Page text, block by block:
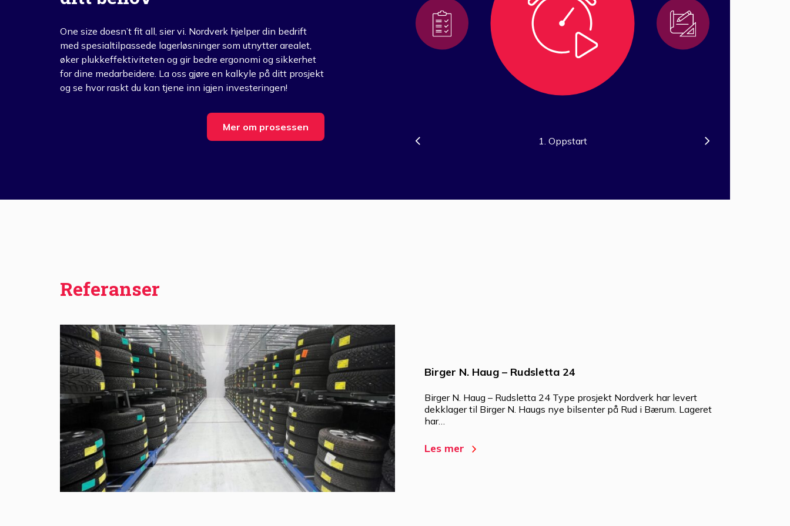
One size doesn’t fit all, sier vi. Nordverk hjelper din bedrift
med spesialtilpassede lagerløsninger som utnytter arealet,
øker plukkeffektiviteten og gir bedre ergonomi og sikkerhet
for dine medarbeidere. La oss gjøre en kalkyle på ditt prosjekt
og se hvor raskt du kan tjene inn igjen investeringen!
Mer om prosessen
1. Oppstart
Referanser
Birger N. Haug – Rudsletta 24
Birger N. Haug – Rudsletta 24 Type prosjekt Nordverk har levert
dekklager til Birger N. Haugs nye bilsenter på Rud i Bærum. Lageret
har…
Les mer